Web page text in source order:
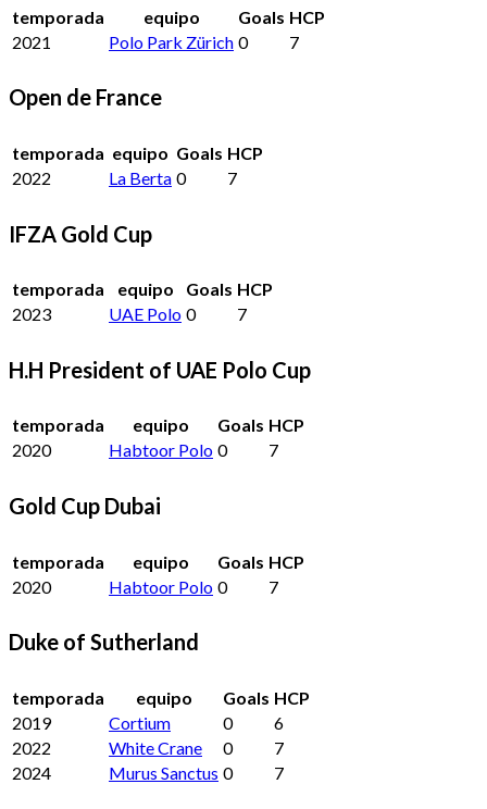
temporada equipo Goals HCP
2021
Polo Park Zürich 0 7
Open de France
temporada equipo Goals HCP
2022
La Berta 0 7
IFZA Gold Cup
temporada equipo Goals HCP
2023
UAE Polo 0 7
H.H President of UAE Polo Cup
temporada equipo Goals HCP
2020
Habtoor Polo 0 7
Gold Cup Dubai
temporada equipo Goals HCP
2020
Habtoor Polo 0 7
Duke of Sutherland
temporada equipo Goals HCP
2019
Cortium 0
6
2022
White Crane 0
7
2024
Murus Sanctus 0 7